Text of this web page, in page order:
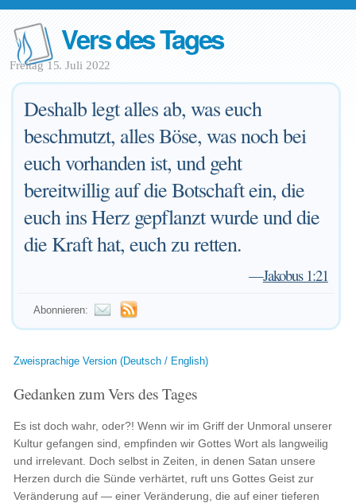
Vers des Tages
Freitag 15. Juli 2022
Deshalb legt alles ab, was euch
beschmutzt, alles Böse, was noch bei
euch vorhanden ist, und geht
bereitwillig auf die Botschaft ein, die
euch ins Herz gepflanzt wurde und die
die Kraft hat, euch zu retten.
—Jakobus 1:21
Abonnieren:
Zweisprachige Version (Deutsch / English)
Gedanken zum Vers des Tages
Es ist doch wahr, oder?! Wenn wir im Griff der Unmoral unserer
Kultur gefangen sind, empfinden wir Gottes Wort als langweilig
und irrelevant. Doch selbst in Zeiten, in denen Satan unsere
Herzen durch die Sünde verhärtet, ruft uns Gottes Geist zur
Veränderung auf — einer Veränderung, die auf einer tieferen